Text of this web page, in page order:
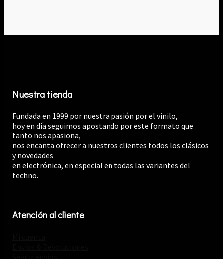
Nuestra tienda
Fundada en 1999 por nuestra pasión por el vinilo,
hoy en día seguimos apostando por este formato que
tanto nos apasiona,
nos encanta ofrecer a nuestros clientes todos los clásicos
y novedades
en electrónica, en especial en todas las variantes del
techno.
Atención al cliente